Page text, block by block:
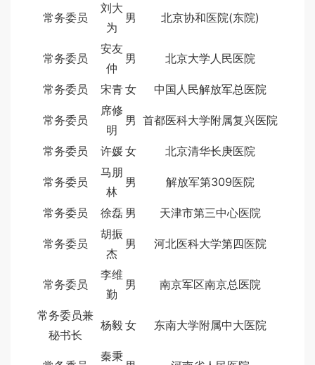
常务委员
刘大
为
男 北京协和医院(东院)
常务委员
安友
仲
男 北京大学人民医院
常务委员 宋青女 中国人民解放军总医院
常务委员
席修
明
男 首都医科大学附属复兴医院
常务委员 许媛女 北京清华长庚医院
常务委员
马朋
林
男 解放军第309医院
常务委员 徐磊 男 天津市第三中心医院
常务委员
胡振
杰
男 河北医科大学第四医院
常务委员
李维
勤
男 南京军区南京总医院
常务委员兼
秘书长
杨毅女 东南大学附属中大医院
秦秉